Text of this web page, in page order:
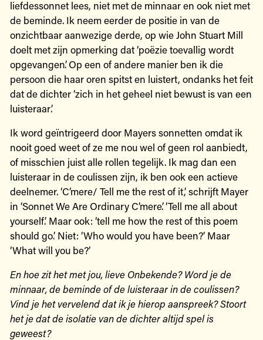
liefdessonnet lees, niet met de minnaar en ook niet met
de beminde. Ik neem eerder de positie in van de
onzichtbaar aanwezige derde, op wie John Stuart Mill
doelt met zijn opmerking dat ‘poëzie toevallig wordt
opgevangen’. Op een of andere manier ben ik die
persoon die haar oren spitst en luistert, ondanks het feit
dat de dichter ‘zich in het geheel niet bewust is van een
luisteraar’.
Ik word geïntrigeerd door Mayers sonnetten omdat ik
nooit goed weet of ze me nou wel of geen rol aanbiedt,
of misschien juist alle rollen tegelijk. Ik mag dan een
luisteraar in de coulissen zijn, ik ben ook een actieve
deelnemer. ‘C’mere/ Tell me the rest of it,’ schrijft Mayer
in ‘Sonnet We Are Ordinary C’mere’. ‘Tell me all about
yourself.’ Maar ook: ‘tell me how the rest of this poem
should go.’ Niet: ‘Who would you have been?’ Maar
‘What will you be?’
En hoe zit het met jou, lieve Onbekende? Word je de
minnaar, de beminde of de luisteraar in de coulissen?
Vind je het vervelend dat ik je hierop aanspreek? Stoort
het je dat de isolatie van de dichter altijd spel is
geweest?